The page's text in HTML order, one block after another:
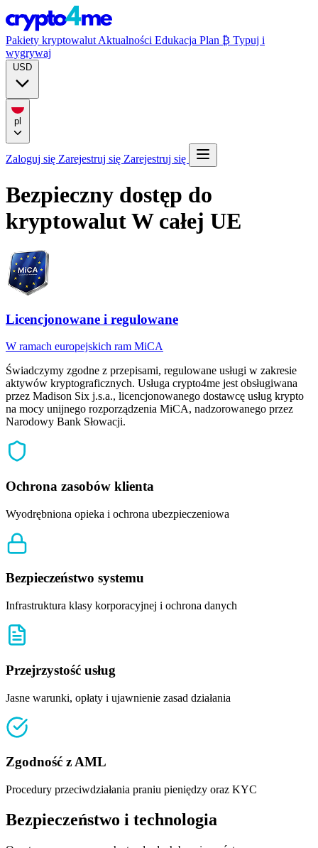
Pakiety kryptowalut Aktualności Edukacja Plan ₿ Typuj i
wygrywaj
Zaloguj się Zarejestruj się Zarejestruj się
Bezpieczny dostęp do
kryptowalutW całej UE
Licencjonowane i regulowane
W ramach europejskich ram MiCA
Świadczymy zgodne z przepisami, regulowane usługi w zakresie
aktywów kryptograficznych. Usługa crypto4me jest obsługiwana
przez Madison Six j.s.a., licencjonowanego dostawcę usług krypto
na mocy unijnego rozporządzenia MiCA, nadzorowanego przez
Narodowy Bank Słowacji.
Ochrona zasobów klienta
Wyodrębniona opieka i ochrona ubezpieczeniowa
Bezpieczeństwo systemu
Infrastruktura klasy korporacyjnej i ochrona danych
Przejrzystość usług
Jasne warunki, opłaty i ujawnienie zasad działania
Zgodność z AML
Procedury przeciwdziałania praniu pieniędzy oraz KYC
Bezpieczeństwo i technologia